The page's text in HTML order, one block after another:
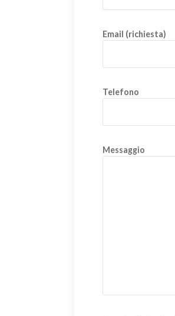
Email (richiesta)
Telefono
Messaggio